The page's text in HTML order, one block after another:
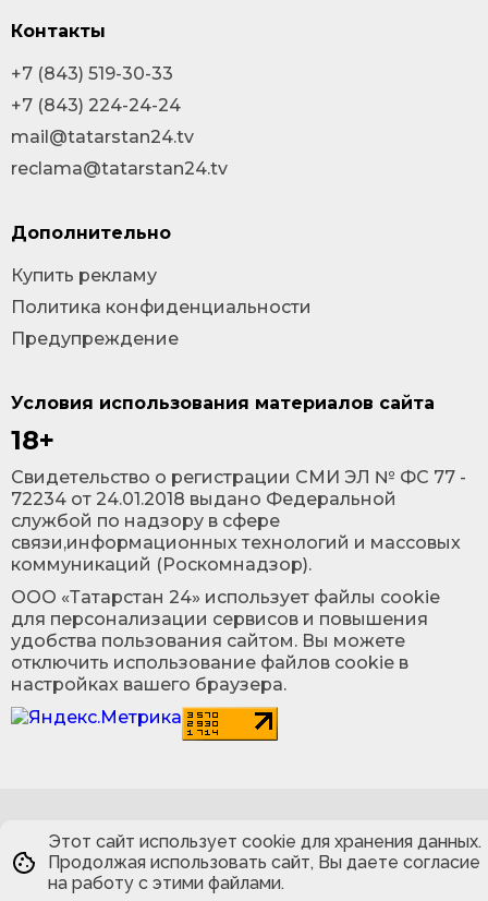
Условия использования материалов сайта
18+
Cвидетельство о регистрации СМИ ЭЛ № ФС 77 -
72234 от 24.01.2018 выдано Федеральной
службой по надзору в сфере
связи,информационных технологий и массовых
коммуникаций (Роскомнадзор).
ООО «Татарстан 24» использует файлы cookie
для персонализации сервисов и повышения
удобства пользования сайтом. Вы можете
отключить использование файлов cookie в
настройках вашего браузера.
Контакты
+7 (843) 519-30-33
+7 (843) 224-24-24
mail@tatarstan24.tv
reclama@tatarstan24.tv
Дополнительно
Купить рекламу
Политика конфиденциальности
Предупреждение
Этот сайт использует cookie для хранения данных.
Продолжая использовать сайт, Вы даете согласие
на работу с этими файлами.